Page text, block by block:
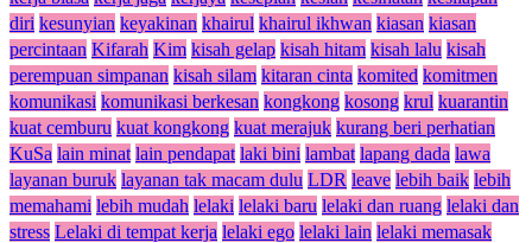
diri kesunyian keyakinan khairul khairul ikhwan kiasan kiasan
percintaan Kifarah Kim kisah gelap kisah hitam kisah lalu kisah
perempuan simpanan kisah silam kitaran cinta komited komitmen
komunikasi komunikasi berkesan kongkong kosong krul kuarantin
kuat cemburu kuat kongkong kuat merajuk kurang beri perhatian
KuSa lain minat lain pendapat laki bini lambat lapang dada lawa
layanan buruk layanan tak macam dulu LDR leave lebih baik lebih
memahami lebih mudah lelaki lelaki baru lelaki dan ruang lelaki dan
stress Lelaki di tempat kerja lelaki ego lelaki lain lelaki memasak